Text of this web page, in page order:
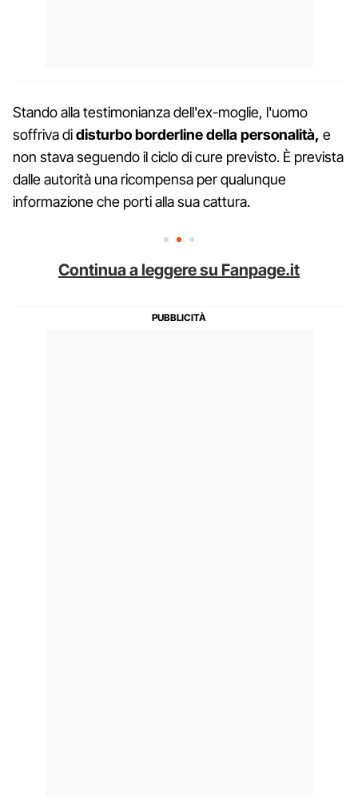
Stando alla testimonianza dell'ex-moglie, l'uomo
soffriva didisturboborderlinedella personalità, e
non stava seguendo il ciclo di cure previsto. È prevista
dalle autorità una ricompensa per qualunque
informazione che porti alla sua cattura.
Continua a leggere su Fanpage.it